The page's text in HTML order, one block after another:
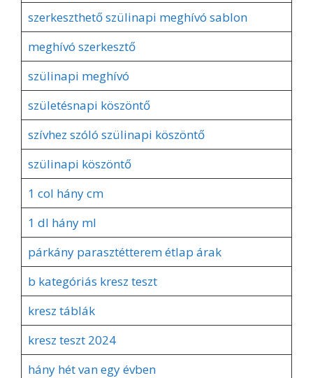
szerkeszthető szülinapi meghívó sablon
meghívó szerkesztő
szülinapi meghívó
születésnapi köszöntő
szívhez szóló szülinapi köszöntő
szülinapi köszöntő
1 col hány cm
1 dl hány ml
párkány parasztétterem étlap árak
b kategóriás kresz teszt
kresz táblák
kresz teszt 2024
hány hét van egy évben